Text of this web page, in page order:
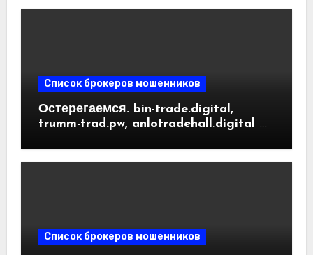
Список брокеров мошенников
Остерегаемся. bin-trade.digital,
trumm-trad.pw, anlotradehall.digital —
криптобирж. Как вернуть деньги.
Список брокеров мошенников